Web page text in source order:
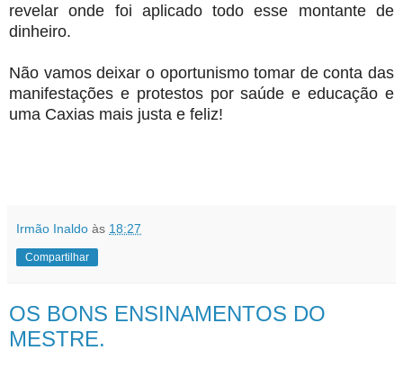
revelar onde foi aplicado todo esse montante de
dinheiro.
Não vamos deixar o oportunismo tomar de conta das
manifestações e protestos por saúde e educação e
uma Caxias mais justa e feliz!
Irmão Inaldo às 18:27
Compartilhar
OS BONS ENSINAMENTOS DO
MESTRE.